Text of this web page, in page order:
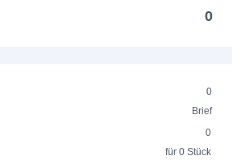
0
0
Brief
0
für 0 Stück